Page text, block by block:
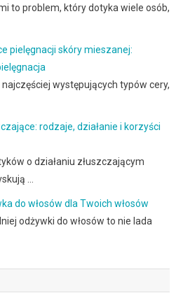
to problem, który dotyka wiele osób,
pielęgnacji skóry mieszanej:
występujących typów cery,
rodzaje, działanie i korzyści
o działaniu złuszczającym
…
do włosów dla Twoich włosów
odżywki do włosów to nie lada